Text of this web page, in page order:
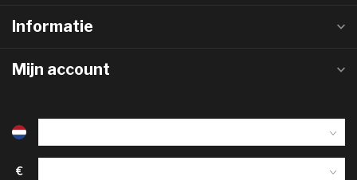
Informatie
Mijn account
€